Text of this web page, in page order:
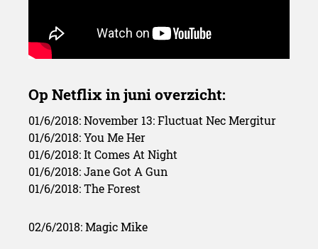
01/6/2018: November 13: Fluctuat Nec Mergitur
01/6/2018: You Me Her
01/6/2018: It Comes At Night
01/6/2018: Jane Got A Gun
01/6/2018: The Forest
02/6/2018: Magic Mike